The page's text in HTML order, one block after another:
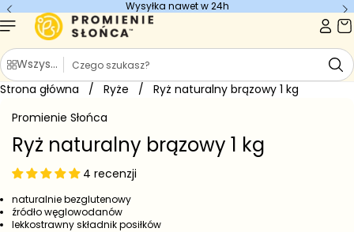
treści
Wysyłka nawet w 24h
Wszystkie kategorie
S
z
u
a
j
Strona główna / Ryże / Ryż naturalny brązowy 1 kg
Przejdź do
o
Promienie Słońca
Ryż naturalny brązowy 1 kg
4 recenzji
naturalnie bezglutenowy
źródło węglowodanów
lekkostrawny składnik posiłków